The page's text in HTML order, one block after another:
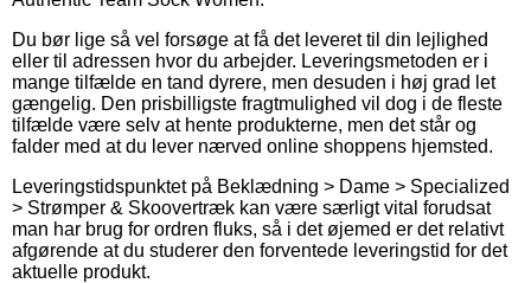
Du bør lige så vel forsøge at få det leveret til din lejlighed
eller til adressen hvor du arbejder. Leveringsmetoden er i
mange tilfælde en tand dyrere, men desuden i høj grad let
gængelig. Den prisbilligste fragtmulighed vil dog i de fleste
tilfælde være selv at hente produkterne, men det står og
falder med at du lever nærved online shoppens hjemsted.
Leveringstidspunktet på Beklædning > Dame > Specialized
> Strømper & Skoovertræk kan være særligt vital forudsat
man har brug for ordren fluks, så i det øjemed er det relativt
afgørende at du studerer den forventede leveringstid for det
aktuelle produkt.